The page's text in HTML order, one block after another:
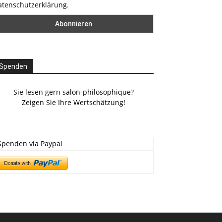
Sie lesen gern salon-philosophique?
Zeigen Sie Ihre Wertschätzung!
via Paypal